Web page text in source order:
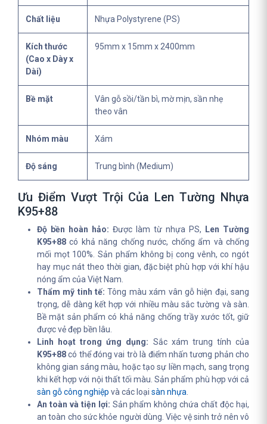
Chất liệu Nhựa Polystyrene (PS)
Kích thước
(Cao x Dày x
Dài)
95mm x 15mm x 2400mm
Bề mặt
Vân gỗ sồi/tần bì, mờ mịn, sần nhẹ
theo vân
Nhóm màu Xám
Độ sáng Trung bình (Medium)
Ưu Điểm Vượt Trội Của Len Tường Nhựa
K95+88
Độ bền hoàn hảo: Được làm từ nhựa PS,
Len Tường
K95+88 có khả năng chống nước, chống ẩm và chống
mối mọt 100%. Sản phẩm không bị cong vênh, co ngót
hay mục nát theo thời gian, đặc biệt phù hợp với khí hậu
nóng ẩm của Việt Nam.
Thẩm mỹ tinh tế: Tông màu xám vân gỗ hiện đại, sang
trọng, dễ dàng kết hợp với nhiều màu sắc tường và sàn.
Bề mặt sản phẩm có khả năng chống trầy xước tốt, giữ
được vẻ đẹp bền lâu.
Linh hoạt trong ứng dụng: Sắc xám trung tính của
K95+88có thể đóng vai trò là điểm nhấn tương phản cho
không gian sáng màu, hoặc tạo sự liền mạch, sang trọng
khi kết hợp với nội thất tối màu. Sản phẩm phù hợp với cả
sàn gỗ công nghiệp và các loại sàn nhựa
An toàn và tiện lợi: Sản phẩm không chứa chất độc hại,
an toàn cho sức khỏe người dùng. Việc vệ sinh trở nên vô